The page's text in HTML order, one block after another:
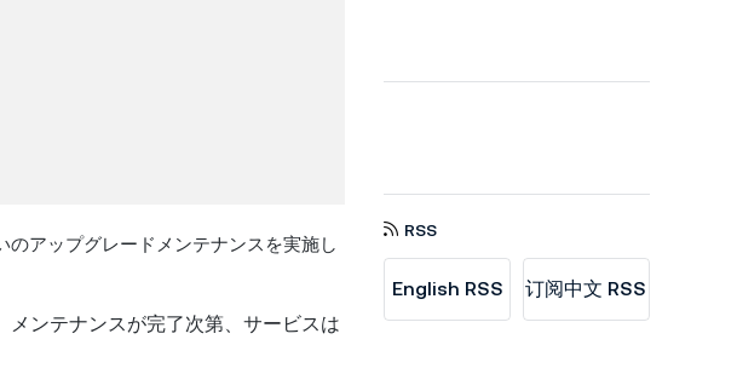
アップグレードメンテナンスを実施し
ンテナンスが完了次第、サービスは
RSS
English RSS 订阅中文 RSS